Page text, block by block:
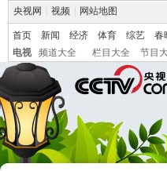
央视网 视频 网站地图
首页 新闻 经济 体育 综艺 春
电视
频道大全 栏目大全 节目